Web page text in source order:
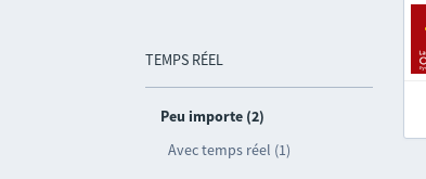
TEMPS RÉEL
Peu importe (2)
Avec temps réel (1)